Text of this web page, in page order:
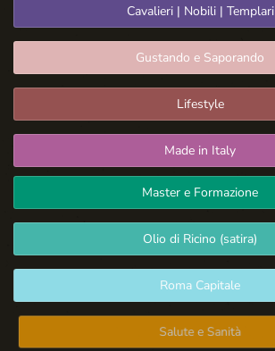
Cavalieri | Nobili | Templari
Gustando e Saporando
Lifestyle
Made in Italy
Master e Formazione
Olio di Ricino (satira)
Roma Capitale
Salute e Sanità